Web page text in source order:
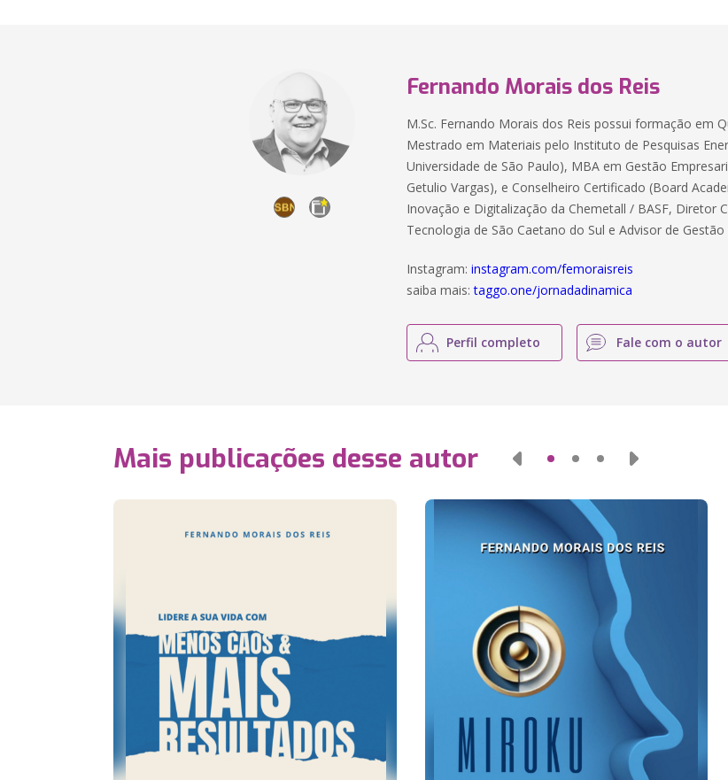
Fernando Morais dos Reis
M.Sc. Fernando Morais dos Reis possui formação em
Mestrado em Materiais pelo Instituto de Pesquisas
Universidade de São Paulo), MBA em Gestão
Getulio Vargas), e Conselheiro Certificado (Board
Inovação e Digitalização da Chemetall / BASF, Diretor
Tecnologia de São Caetano do Sul e Advisor de
Instagram:instagram.com/femoraisreis
saiba mais:taggo.one/jornadadinamica
Perfil completo Fale com o autor
Mais publicações desse autor